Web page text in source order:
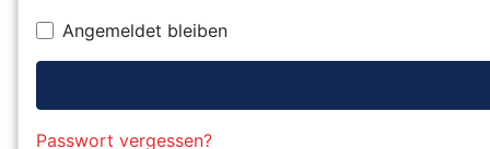
Angemeldet bleiben
Passwort vergessen?